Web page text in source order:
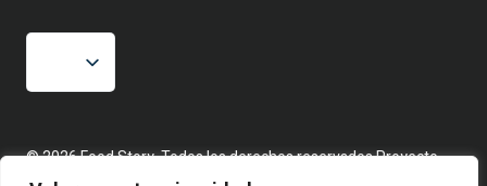
© 2026 Food Story, Todos los derechos reservados.Proyecto